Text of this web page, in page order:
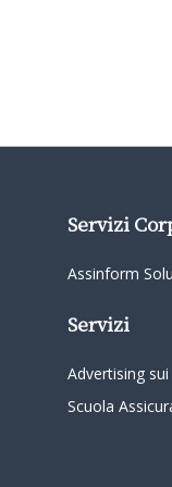
Servizi
Assinform
Servizi
Advertising
Scuola